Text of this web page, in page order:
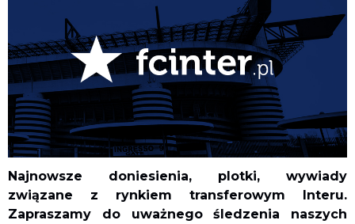
Najnowsze doniesienia, plotki, wywiady
związane z rynkiem transferowym Interu.
Zapraszamy do uważnego śledzenia naszych